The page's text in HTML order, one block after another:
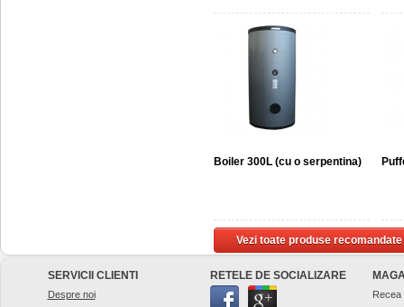
Boiler 300L (cu o serpentina)
Vezi toate produse recomandate
SERVICII CLIENTI
Despre noi
RETELE DE SOCIALIZARE
Recea